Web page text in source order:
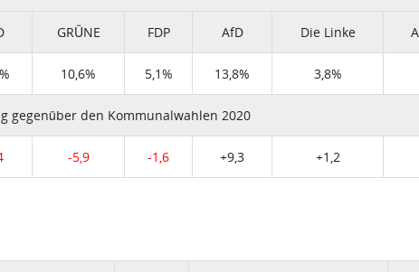
GRÜNE FDP AfD Die Linke
10,6% 5,1% 13,8% 3,8%
gegenüber den Kommunalwahlen 2020
-5,9 -1,6 +9,3 +1,2